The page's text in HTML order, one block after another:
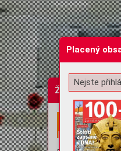
Žádost o
Placený
Nejste